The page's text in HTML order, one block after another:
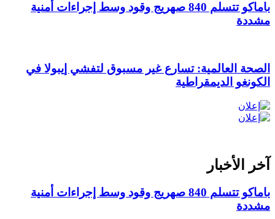
باماكو تتسلم 840 صهريج وقود وسط إجراءات أمنية
مشددة
الصحة العالمية: تسارع غير مسبوق لتفشي إيبولا في
الكونغو الديمقراطية
آخر الأخبار
باماكو تتسلم 840 صهريج وقود وسط إجراءات أمنية
مشددة